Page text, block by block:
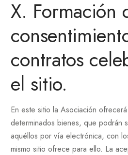
X. Formación
contratos
el sitio.
En este sitio la Asociación
determinados bienes, que podrán
aquéllos por vía electrónica, con
mismo sitio ofrece para ello. La